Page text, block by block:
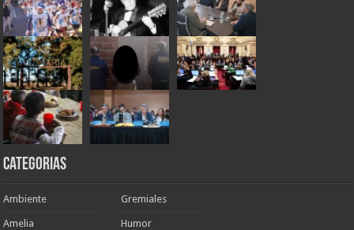
Categorias
Ambiente
Amelia
Gremiales
Humor